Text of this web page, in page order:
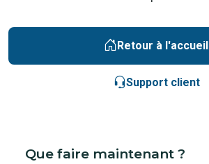
Retour à l'accueil
Support client
Que faire maintenant ?